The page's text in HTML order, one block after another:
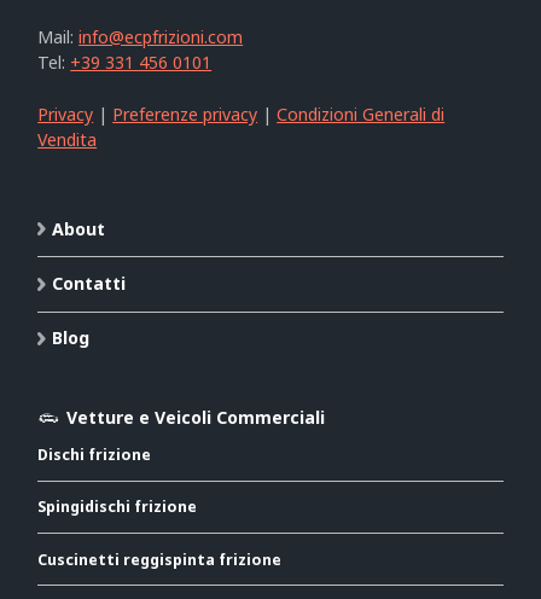
Mail:info@ecpfrizioni.com
Tel: +39 331 456 0101
Privacy | Preferenze privacy |Condizioni Generali di
Vendita
About
Contatti
Blog
Vetture e Veicoli Commerciali
Dischi frizione
Spingidischi frizione
Cuscinetti reggispinta frizione